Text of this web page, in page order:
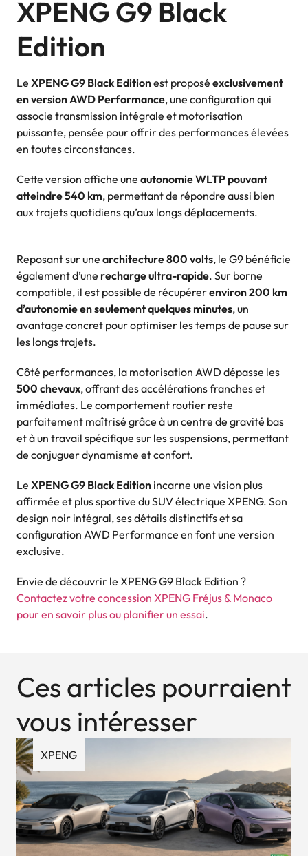
XPENG G9 Black
Edition
Le XPENG G9 Black Editionest proposé exclusivement
en version AWD Performance, une configuration qui
associe transmission intégrale et motorisation
puissante, pensée pour offrir des performances élevées
en toutes circonstances.
Cette version affiche une autonomie WLTP pouvant
atteindre 540 km, permettant de répondre aussi bien
aux trajets quotidiens qu’aux longs déplacements.
Reposant sur une architecture 800 volts, le G9 bénéficie
également d’une recharge ultra-rapide. Sur borne
compatible, il est possible de récupérerenviron 200 km
d’autonomie en seulement quelques minutes, un
avantage concret pour optimiser les temps de pause sur
les longs trajets.
Côté performances, la motorisation AWD dépasse les
500 chevaux, offrant des accélérations franches et
immédiates. Le comportement routier reste
parfaitement maîtrisé grâce à un centre de gravité bas
et à un travail spécifique sur les suspensions, permettant
de conjuguer dynamisme et confort.
Le XPENG G9 Black Edition incarne une vision plus
affirmée et plus sportive du SUV électrique XPENG. Son
design noir intégral, ses détails distinctifs et sa
configuration AWD Performance en font une version
exclusive.
Envie de découvrir le XPENG G9 Black Edition ?
Contactez votre concession XPENG Fréjus & Monaco
pour en savoir plus ou planifier un essai.
Ces articles pourraient
vous intéresser
XPENG